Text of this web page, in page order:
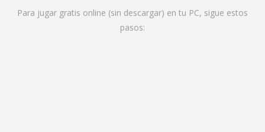
Para jugar gratis online (sin descargar) en tu PC, sigue estos
pasos: